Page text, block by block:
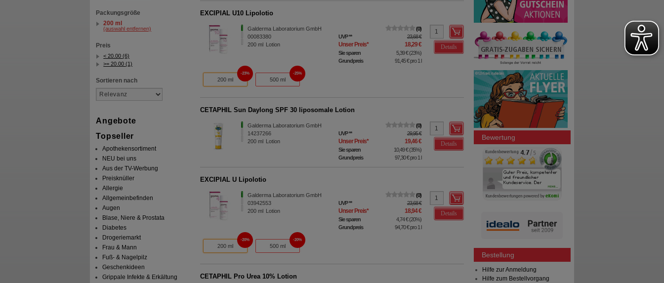
Packungsgröße
200 ml
(auswahl entfernen)
Preis
< 20.00 (6)
>= 20.00 (1)
Sortieren nach
Angebote
Topseller
Apothekensortiment
NEU bei uns
Aus der TV-Werbung
Preisknüller
Allergie
Allgemeinbefinden
Augen
Blase, Niere & Prostata
Diabetes
Drogeriemarkt
Frau & Mann
Fuß- & Nagelpilz
Geschenkideen
Grippale Infekte & Erkältung
EXCIPIAL U10 Lipolotio
Galderma Laboratorium GmbH
00083380
200 ml Lotion
0
UVP** 23,68 €
Unser Preis* 18,29 €
Sie sparen 5,39 €(23%)
Grundpreis
91,45 €pro 1 l
Details
200 ml
23%
500 ml
25%
CETAPHIL Sun Daylong SPF 30 liposomale Lotion
Galderma Laboratorium GmbH
14237266
200 ml Lotion
0
UVP** 29,95 €
Unser Preis* 19,46 €
Sie sparen 10,49 €(35%)
Grundpreis
97,30 €pro 1 l
Details
EXCIPIAL U Lipolotio
Galderma Laboratorium GmbH
03942553
200 ml Lotion
0
UVP** 23,68 €
Unser Preis* 18,94 €
Sie sparen 4,74 €(20%)
Grundpreis
94,70 €pro 1 l
Details
200 ml
20%
500 ml
20%
CETAPHIL Pro Urea 10% Lotion
Bewertung
Bestellung
Hilfe zur Anmeldung
Hilfe zum Bestellvorgang